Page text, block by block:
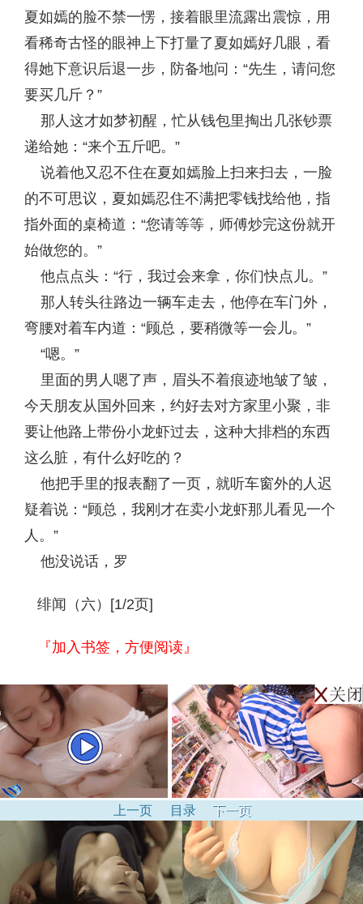
夏如嫣的脸不禁一愣，接着眼里流露出震惊，用
看稀奇古怪的眼神上下打量了夏如嫣好几眼，看
得她下意识后退一步，防备地问：“先生，请问您
要买几斤？”
那人这才如梦初醒，忙从钱包里掏出几张钞票
递给她：“来个五斤吧。”
说着他又忍不住在夏如嫣脸上扫来扫去，一脸
的不可思议，夏如嫣忍住不满把零钱找给他，指
指外面的桌椅道：“您请等等，师傅炒完这份就开
始做您的。”
他点点头：“行，我过会来拿，你们快点儿。”
那人转头往路边一辆车走去，他停在车门外，
弯腰对着车内道：“顾总，要稍微等一会儿。”
“嗯。”
里面的男人嗯了声，眉头不着痕迹地皱了皱，
今天朋友从国外回来，约好去对方家里小聚，非
要让他路上带份小龙虾过去，这种大排档的东西
这么脏，有什么好吃的？
他把手里的报表翻了一页，就听车窗外的人迟
疑着说：“顾总，我刚才在卖小龙虾那儿看见一个
人。”
他没说话，罗
绯闻（六）[1/2页]
『加入书签，方便阅读』
上一页 目录 下一页